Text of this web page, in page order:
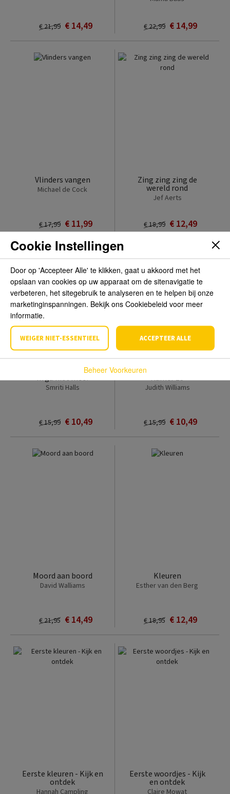
€ 14,49
€ 21,99 € 14,99
€ 22,99
Vlinders vangen
Michael de Cock
€ 11,99
€ 17,99
Zing zing zing de
wereld rond
Jef Aerts
€ 12,49
€ 18,99
Ik ga niet mee!
Smriti Halls
€ 10,49
€ 15,99
Kamer 13
Judith Williams
€ 10,49
€ 15,99
Moord aan boord
David Walliams
€ 14,49
€ 21,95
Kleuren
Esther van den Berg
€ 12,49
€ 18,95
Eerste kleuren - Kijk en
ontdek
Hannah Campling
Eerste woordjes - Kijk
en ontdek
Claire Mowat
Cookie Instellingen
Door op 'Accepteer Alle' te klikken, gaat u akkoord met het
opslaan van cookies op uw apparaat om de sitenavigatie te
verbeteren, het sitegebruik te analyseren en te helpen bij onze
marketinginspanningen. Bekijk ons Cookiebeleid voor meer
informatie.
WEIGER NIET-ESSENTIEEL ACCEPTEER ALLE
Beheer Voorkeuren